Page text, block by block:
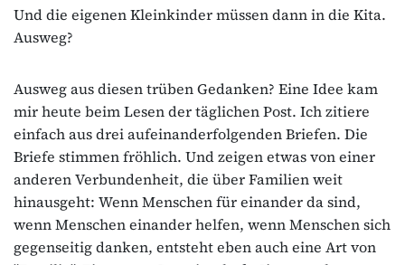
Und die eigenen Kleinkinder müssen dann in die Kita.
Ausweg?
Ausweg aus diesen trüben Gedanken? Eine Idee kam
mir heute beim Lesen der täglichen Post. Ich zitiere
einfach aus drei aufeinanderfolgenden Briefen. Die
Briefe stimmen fröhlich. Und zeigen etwas von einer
anderen Verbundenheit, die über Familien weit
hinausgeht: Wenn Menschen für einander da sind,
wenn Menschen einander helfen, wenn Menschen sich
gegenseitig danken, entsteht eben auch eine Art von